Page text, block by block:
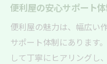
便利屋の安心サポート
便利屋の魅力は、幅広い
サポート体制にあります
して丁寧にヒアリングし